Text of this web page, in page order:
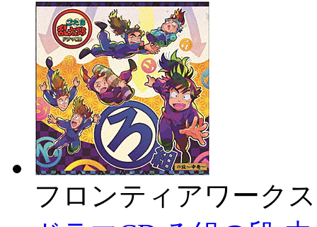
フロンティアワークス